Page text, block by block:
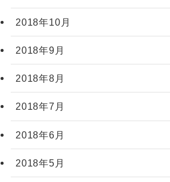
2018年10月
2018年9月
2018年8月
2018年7月
2018年6月
2018年5月